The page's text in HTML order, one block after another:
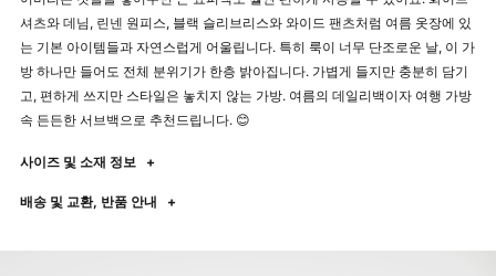
셔츠와 데님, 린넨 원피스, 블랙 슬리브리스와 와이드 팬츠처럼 여름 옷장에 있
는 기본 아이템들과 자연스럽게 어울립니다. 특히 룩이 너무 단조로운 날, 이 가
방 하나만 들어도 전체 분위기가 한층 밝아집니다. 가볍게 들지만 충분히 담기
고, 편하게 쓰지만 스타일은 놓치지 않는 가방. 여름의 데일리백이자 여행 가방
속 든든한 서브백으로 추천드립니다. 😊
사이즈 및 소재 정보 +
배송 및 교환, 반품 안내 +